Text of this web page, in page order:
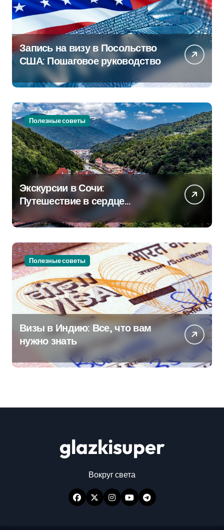
Запись на визу в Посольство
США: Пошаговое руководство
Полезные советы
Экскурсии в Сочи:
Путешествие в сердце
Черноморского курорта
Полезные советы
Визы в Индию: Все, что вам
нужно знать
glazkisuper
Вокруг света